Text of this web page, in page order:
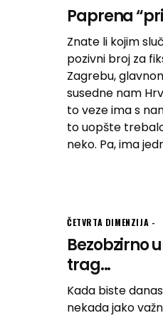
Paprena
Znate li kojim
pozivni broj za
Zagrebu,
susedne nam
to veze ima s
to uopšte
neko. Pa, ima
ČETVRTA DIMENZIJA
Bezobzirno
trag...
Kada biste
nekada jako